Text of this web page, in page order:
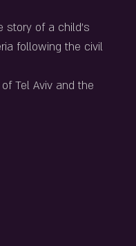
of a child’s
following the civil
Tel Aviv and the